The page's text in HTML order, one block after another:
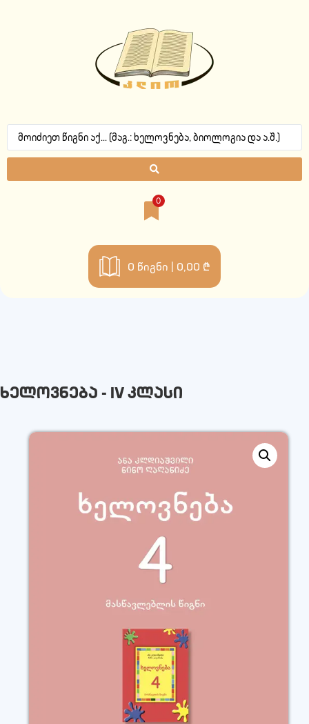
0
0 წიგნი | 0,00 ₾
ხელოვნება - IV კლასი